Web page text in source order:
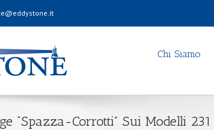
Chi Siamo
“Spazza-Corrotti” Sui Modelli 231